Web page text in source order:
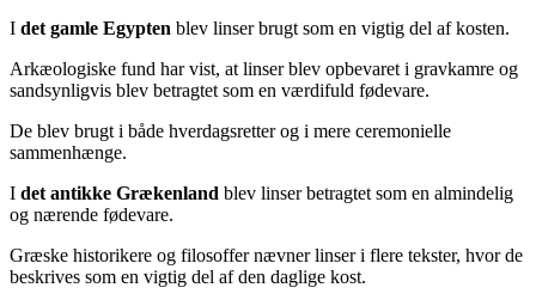
I det gamle Egypten blev linser brugt som en vigtig del af kosten.
Arkæologiske fund har vist, at linser blev opbevaret i gravkamre og
sandsynligvis blev betragtet som en værdifuld fødevare.
De blev brugt i både hverdagsretter og i mere ceremonielle
sammenhænge.
I det antikke Grækenland blev linser betragtet som en almindelig
og nærende fødevare.
Græske historikere og filosoffer nævner linser i flere tekster, hvor de
beskrives som en vigtig del af den daglige kost.